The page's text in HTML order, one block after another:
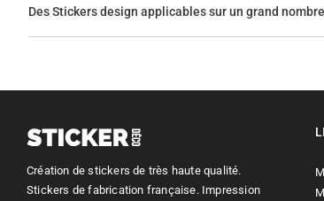
Des Stickers design applicables sur un grand
Création de stickers de très haute qualité.
Stickers de fabrication française. Impression